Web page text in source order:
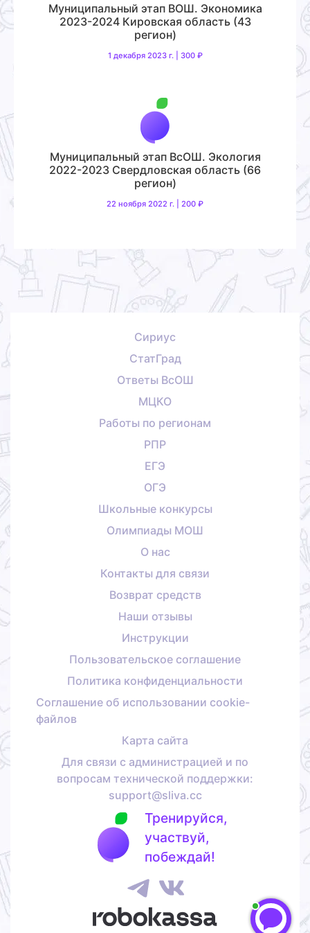
Муниципальный этап ВОШ. Экономика
2023-2024 Кировская область (43
регион)
1 декабря 2023 г. | 300 ₽
Муниципальный этап ВсОШ. Экология
2022-2023 Свердловская область (66
регион)
22 ноября 2022 г. | 200 ₽
Сириус
СтатГрад
Ответы ВсОШ
МЦКО
Работы по регионам
РПР
ЕГЭ
ОГЭ
Школьные конкурсы
Олимпиады МОШ
О нас
Контакты для связи
Возврат средств
Наши отзывы
Инструкции
Пользовательское соглашение
Политика конфиденциальности
Соглашение об использовании cookie-
файлов
Карта сайта
Для связи с администрацией и по
вопросам технической поддержки:
support@sliva.cc
Тренируйся,
участвуй,
побеждай!